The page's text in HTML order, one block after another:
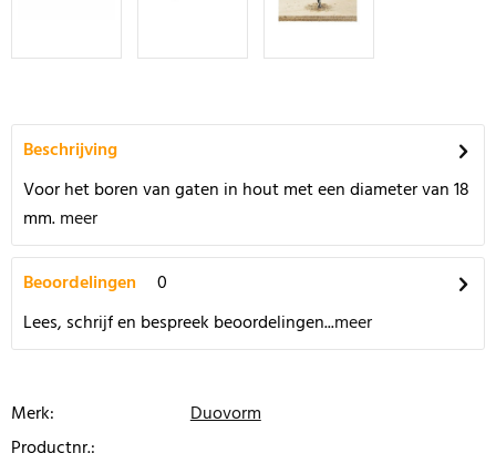
Beschrijving
Voor het boren van gaten in hout met een diameter van 18
mm.meer
Beoordelingen
0
Lees, schrijf en bespreek beoordelingen...meer
Merk:
Duovorm